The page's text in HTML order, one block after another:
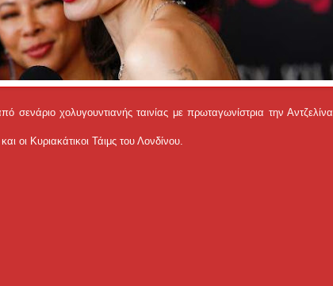
σενάριο χολυγουντιανής ταινίας με πρωταγωνίστρια την Αντζελίνα
οι Κυριακάτικοι Τάιμς του Λονδίνου.